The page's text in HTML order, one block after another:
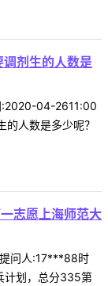
剂生的人数是
:2020-04-2611:00
人数是多少呢？
志愿上海师范大
问人:17***88时
计划，总分335第